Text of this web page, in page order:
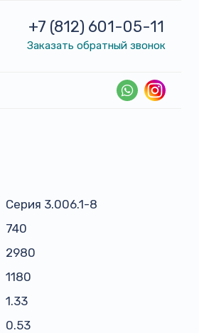
+7 (812) 601-05-11
Заказать обратный звонок
Серия 3.006.1-8
740
2980
1180
1.33
0.53